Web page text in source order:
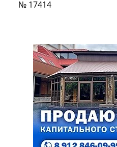
№ 17414